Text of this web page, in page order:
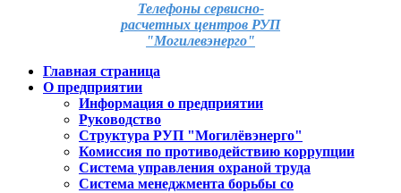
Телефоны сервисно-
расчетных центров РУП
"Могилевэнерго"
Главная страница
О предприятии
Информация о предприятии
Руководство
Структура РУП "Могилёвэнерго"
Комиссия по противодействию коррупции
Система управления охраной труда
Система менеджмента борьбы со